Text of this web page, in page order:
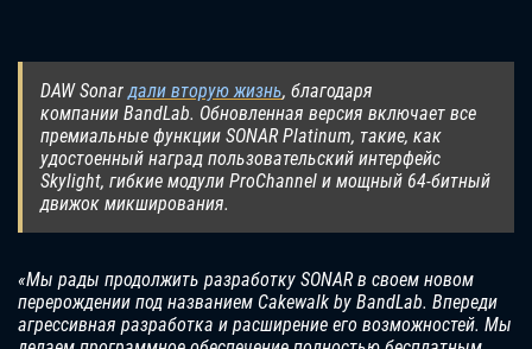
DAW Sonarдали вторую жизнь, благодаря
компании BandLab. Обновленная версия включает все
премиальные функции SONAR Platinum, такие, как
удостоенный наград пользовательский интерфейс
Skylight, гибкие модули ProChannel и мощный 64-битный
движок микширования.
«Мы рады продолжить разработку SONAR в своем новом
перерождении под названием Cakewalk by BandLab. Впереди
агрессивная разработка и расширение его возможностей. Мы